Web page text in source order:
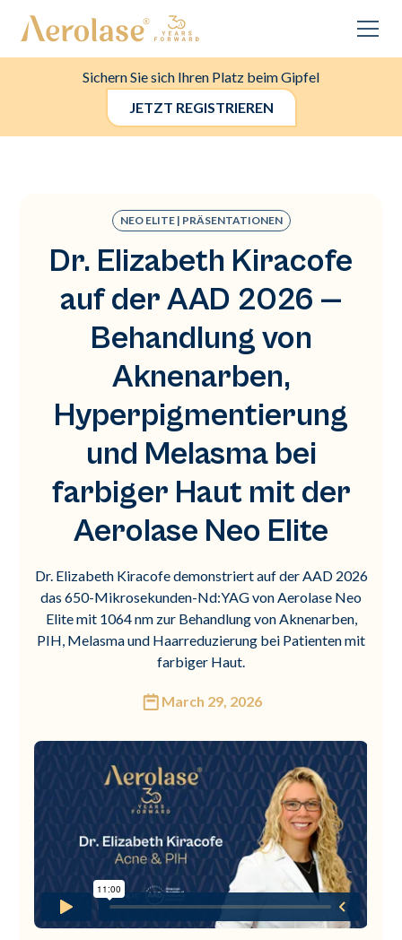
Sichern Sie sich Ihren Platz beim Gipfel
JETZT REGISTRIEREN
NEO ELITE | PRÄSENTATIONEN
Dr. Elizabeth Kiracofe
auf der AAD 2026 —
Behandlung von
Aknenarben,
Hyperpigmentierung
und Melasma bei
farbiger Haut mit der
Aerolase Neo Elite
Dr. Elizabeth Kiracofe demonstriert auf der AAD 2026
das 650-Mikrosekunden-Nd:YAG von Aerolase Neo
Elite mit 1064 nm zur Behandlung von Aknenarben,
PIH, Melasma und Haarreduzierung bei Patienten mit
farbiger Haut.
March 29, 2026